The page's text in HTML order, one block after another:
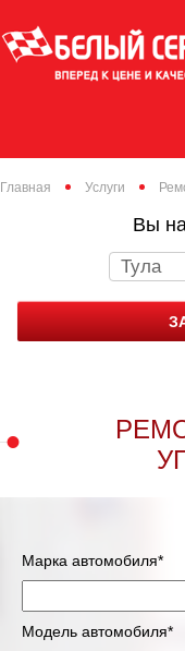
Главная Услуги
Вы
Тула
Марка автомобиля*
Модель автомобиля*